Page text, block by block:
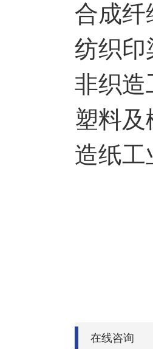
合成纤
纺织印
非织造
塑料
造纸工
在线咨询